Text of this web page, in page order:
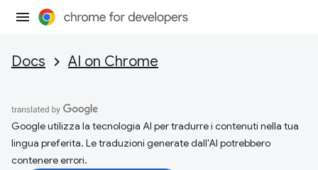
Docs AI on Chrome
Google utilizza la tecnologia AI per tradurre i contenuti nella tua
lingua preferita. Le traduzioni generate dall'AI potrebbero
contenere errori.